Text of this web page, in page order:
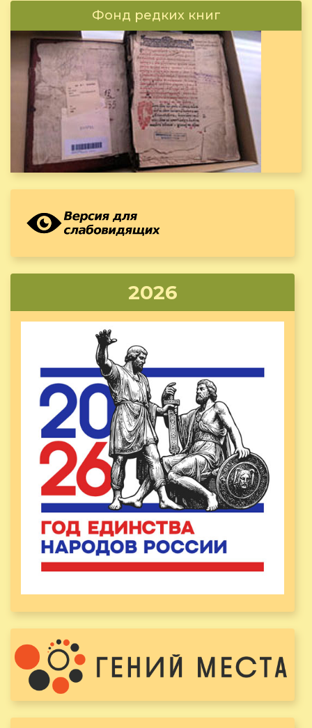
Фонд редких книг
2026